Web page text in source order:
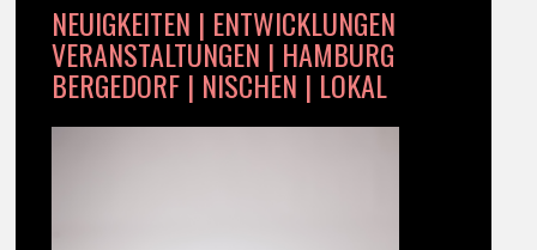
NEUIGKEITEN | ENTWICKLUNGEN
VERANSTALTUNGEN | HAMBURG
BERGEDORF | NISCHEN | LOKAL